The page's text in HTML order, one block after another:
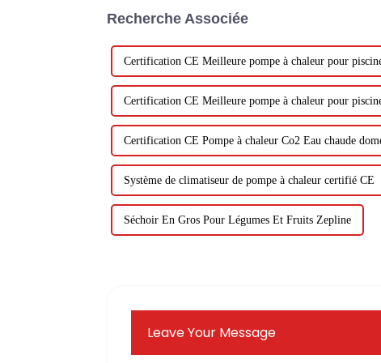
Recherche Associée
Certification CE Meilleure pompe à chaleur pour
Certification CE Meilleure pompe à chaleur pour
Certification CE Pompe à chaleur Co2 Eau chaude
Système de climatiseur de pompe à chaleur certifié CE
Séchoir En Gros Pour Légumes Et Fruits Zepline
Leave Your Message